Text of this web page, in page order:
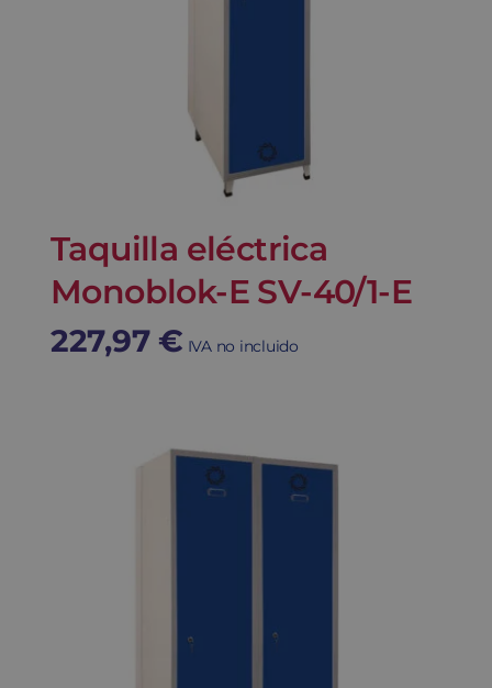
Taquilla eléctrica
Monoblok-E SV-40/1-E
227,97 € IVA no incluido